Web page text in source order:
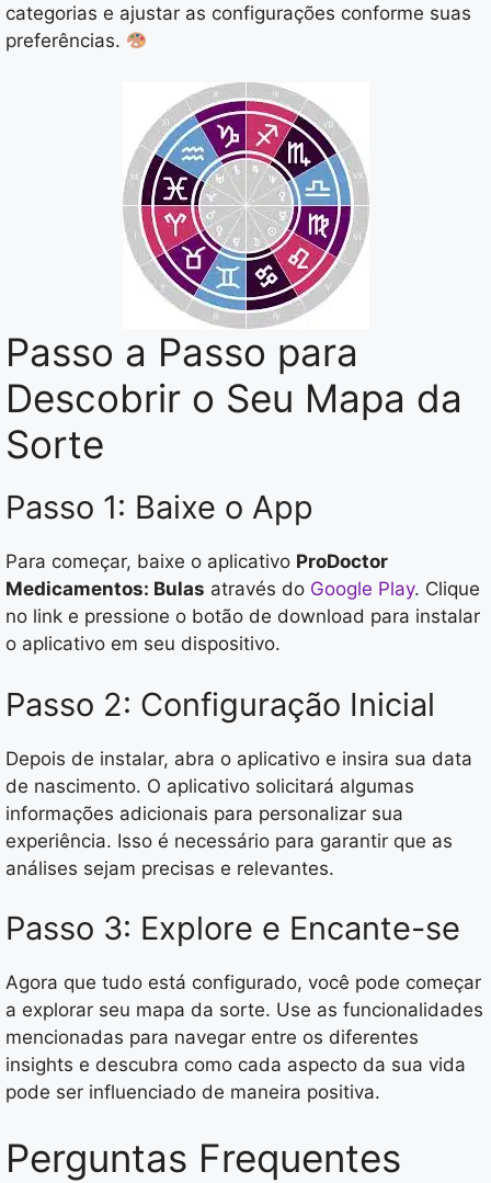
categorias e ajustar as configurações conforme suas
preferências.
Passo a Passo para
Descobrir o Seu Mapa da
Sorte
Passo 1: Baixe o App
Para começar, baixe o aplicativo ProDoctor
Medicamentos: Bulas através do Google Play. Clique
no link e pressione o botão de download para instalar
o aplicativo em seu dispositivo.
Passo 2: Configuração Inicial
Depois de instalar, abra o aplicativo e insira sua data
de nascimento. O aplicativo solicitará algumas
informações adicionais para personalizar sua
experiência. Isso é necessário para garantir que as
análises sejam precisas e relevantes.
Passo 3: Explore e Encante-se
Agora que tudo está configurado, você pode começar
a explorar seu mapa da sorte. Use as funcionalidades
mencionadas para navegar entre os diferentes
insights e descubra como cada aspecto da sua vida
pode ser influenciado de maneira positiva.
Perguntas Frequentes